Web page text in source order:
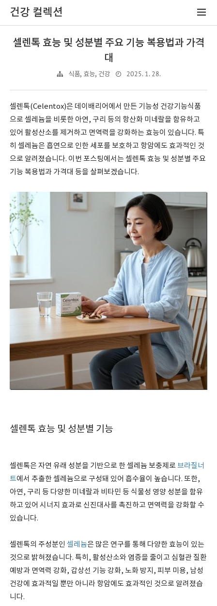
건강 컬렉션
셀렌톡 효능 및 성분별 주요 기능 복용법과 가격
대
식품, 효능, 건강 2025. 1. 28.
셀렌톡(Celentox)은 데이배리어에서 만든 기능성 건강기능식품
으로 셀레늄을 비롯한 아연, 구리 등의 항산화 미네랄을 함유하고
있어 활성산소를 제거하고 면역력을 강화하는 효능이 있습니다. 특
히 셀레늄은 흡연으로 인한 세포를 보호하고 항암에도 효과적인 것
으로 알려졌습니다. 이번 포스팅에서는 셀렌톡 효능 및 성분별 주요
기능 복용법과 가격대 등을 살펴보겠습니다.
셀렌톡 효능 및 성분별 기능
셀렌톡은 자연 유래 성분을 기반으로 한 셀레늄 보충제로 브라질너
트에서 추출한 셀레늄으로 구성돼 있어 흡수율이 높습니다. 또한,
아연, 구리 등 다양한 미네랄과 비타민 등 식물성 영양 성분을 함유
하고 있어 시너지 효과로 신진대사를 촉진하고 면역력을 강화할 수
있습니다.
셀렌톡의 주성분인 셀레늄은 많은 연구를 통해 다양한 효능이 있는
것으로 밝혀졌습니다. 특히, 활성산소와 염증을 줄이고 심혈관 질환
예방과 면역력 강화, 갑상선 기능 강화, 노화 방지, 피부 미용, 남성
건강에 효과적일 뿐만 아니라 항암에도 효과적인 것으로 알려졌습
니다.